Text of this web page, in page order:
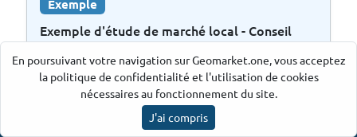
Exemple
Exemple d'étude de marché local - Conseil
à Bordeaux
05/11/2024
En poursuivant votre navigation sur Geomarket.one, vous acceptez
la politique de confidentialité et l'utilisation de cookies
nécessaires au fonctionnement du site.
J'ai compris
Ancre par Geomarket.one